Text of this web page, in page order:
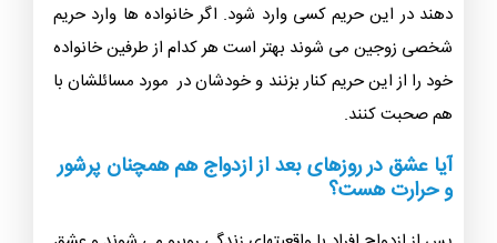
دهند در این حریم کسی وارد شود. اگر خانواده ها وارد حریم
شخصی زوجین می شوند بهتر است هر کدام از طرفین خانواده
خود را از این حریم کنار بزنند و خودشان در مورد مسائلشان با
هم صحبت کنند.
آیا عشق در روزهای بعد از ازدواج هم همچنان پرشور
و حرارت هست؟